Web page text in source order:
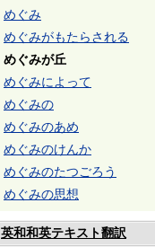
めぐみ
めぐみがもたらされる
めぐみが丘
めぐみによって
めぐみの
めぐみのあめ
めぐみのけんか
めぐみのたつごろう
めぐみの思想
英和和英テキスト翻訳